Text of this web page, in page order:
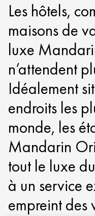
Les hôtels,
maisons de
luxe
n’attendent
Idéalement
endroits les
monde, les
Mandarin
tout le luxe
à un service
empreint des